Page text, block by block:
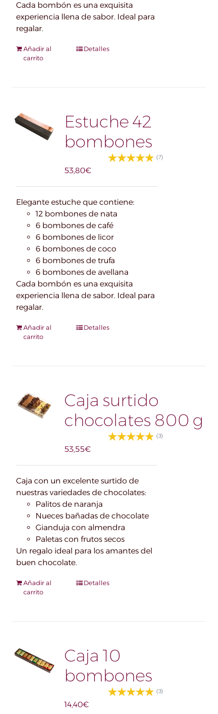
Cada bombón es una exquisita
experiencia llena de sabor. Ideal para
regalar.
Añadir al
carrito
Detalles
Estuche 42
bombones
(7)
53,80€
Elegante estuche que contiene:
12 bombones de nata
6 bombones de café
6 bombones de licor
6 bombones de coco
6 bombones de trufa
6 bombones de avellana
Cada bombón es una exquisita
experiencia llena de sabor. Ideal para
regalar.
Añadir al
carrito
Detalles
Caja surtido
chocolates 800 g
(3)
53,55€
Caja con un excelente surtido de
nuestras variedades de chocolates:
Palitos de naranja
Nueces bañadas de chocolate
Gianduja con almendra
Paletas con frutos secos
Un regalo ideal para los amantes del
buen chocolate.
Añadir al
carrito
Detalles
Caja 10
bombones
(3)
14,40€